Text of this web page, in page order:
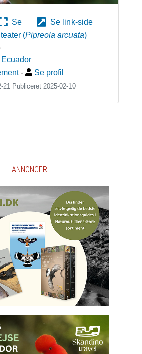
Se
Se link-side
(Pipreola arcuata)
Ecuador
- Se profil
21 Publiceret 2025-02-10
ANNONCER